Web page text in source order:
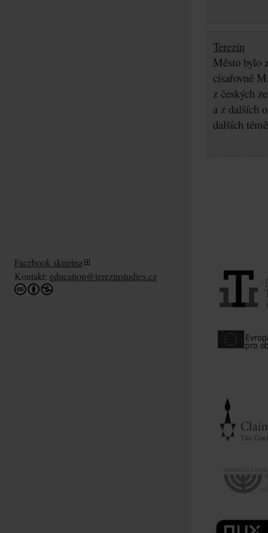
Terezín
Město bylo
císařovně
z českých
a z dalších
dalších
Facebook skupina
Kontakt: education@terezinstudies.cz